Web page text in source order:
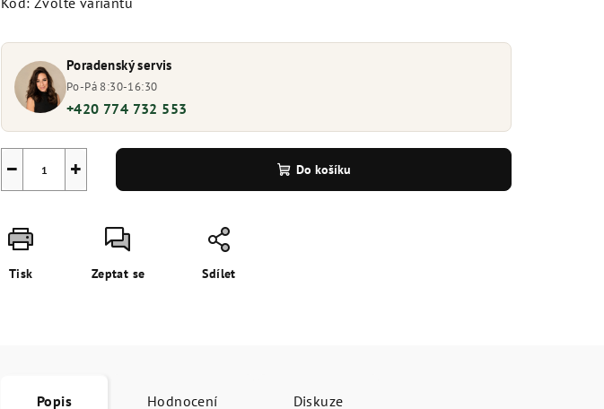
Poradenský servis
Po-Pá 8:30-16:30
+420 774 732 553
+
− Do košíku
Tisk Zeptat se Sdílet
Popis Hodnocení Diskuze